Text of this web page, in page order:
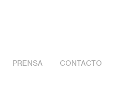
PRENSA CONTACTO